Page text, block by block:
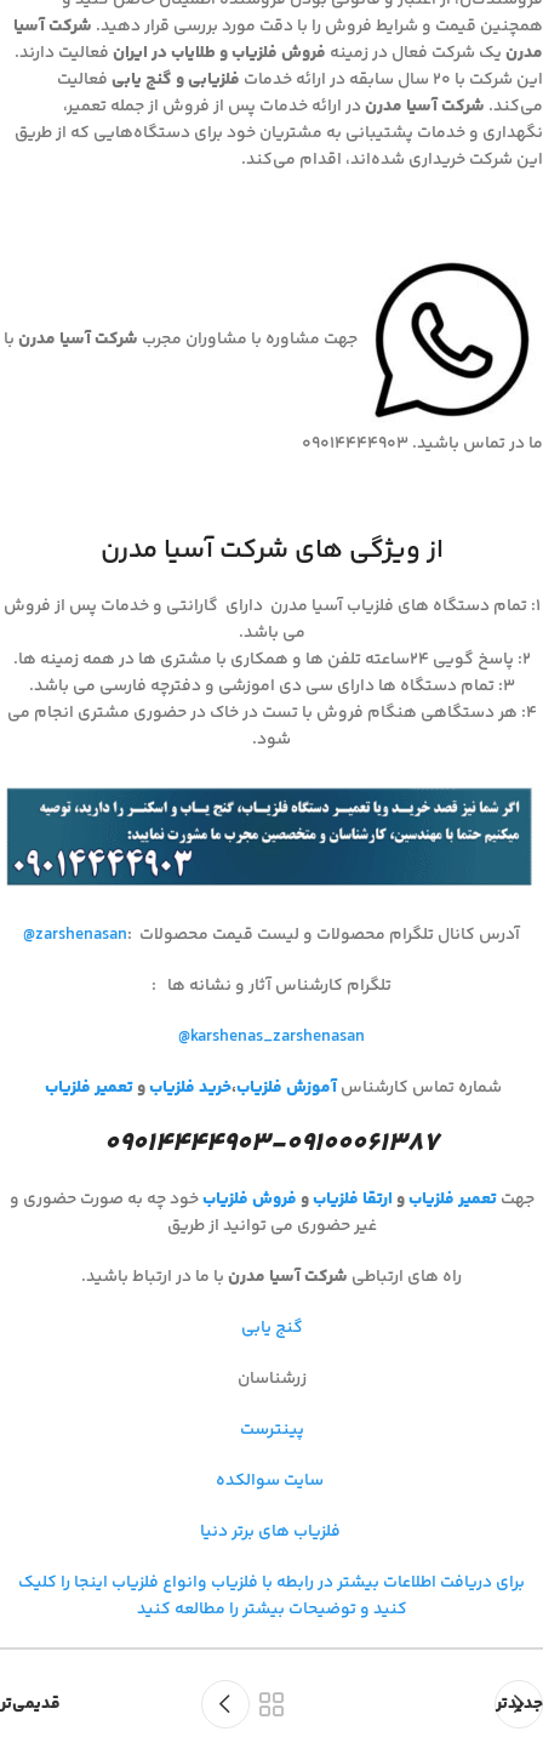
همچنین قیمت و شرایط فروش را با دقت مورد بررسی قرار دهید. شرکت آسیا
مدرنیک شرکت فعال در زمینه فروش فلزیاب و طلایاب در ایرانفعالیت دارند.
این شرکت با 20 سال سابقه‌ در ارائه خدمات
فلزیابی و گنج یابیفعالیت
می‌کند. شرکت آسیا مدرندر ارائه خدمات پس از فروش از جمله تعمیر،
نگهداری و خدمات پشتیبانی به مشتریان خود برای دستگاه‌هایی که از طریق
این شرکت خریداری شده‌اند، اقدام می‌کند.
جهت مشاوره با مشاوران مجرب شرکت آسیا مدرنبا
ما در تماس باشید. 09014444903
از ویژگی های شرکت آسیا مدرن
۱: تمام دستگاه های فلزیاب آسیا مدرن دارای گارانتی و خدمات پس از فروش
می باشد.
۲: پاسخ گویی ۲۴ساعته تلفن ها و همکاری با مشتری ها در همه زمینه ها.
۳: تمام دستگاه ها دارای سی دی اموزشی و دفترچه فارسی می باشد.
۴: هر دستگاهی هنگام فروش با تست در خاک در حضوری مشتری انجام می
شود.
آدرس کانال تلگرام محصولات و لیست قیمت محصولات :
@zarshenasan
تلگرام کارشناس آثار و نشانه ها :
@karshenas_zarshenasan
شماره تماس کارشناسآموزش فلزیاب،خرید فلزیابوتعمیر فلزیاب
۰۹۰۱۴۴۴۴۹۰۳-۰۹۱۰۰۰۶۱۳۸۷
جهتتعمیر فلزیابوارتقا فلزیابوفروش فلزیابخود چه به صورت حضوری و
غیر حضوری می توانید از طریق
راه های ارتباطی شرکت آسیا مدرنبا ما در ارتباط باشید.
گنج یابی
زرشناسان
پینترست
سایت سوالکده
فلزیاب های برتر دنیا
برای دریافت اطلاعات بیشتر در رابطه با فلزیاب وانواع فلزیاب اینجا را کلیک
کنید و توضیحات بیشتر را مطالعه کنید
جدیدتر قدیمی‌تر